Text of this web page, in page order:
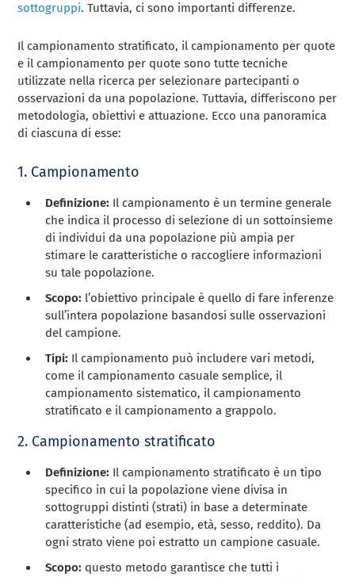
sottogruppi. Tuttavia, ci sono importanti differenze.
Il campionamento stratificato, il campionamento per quote
e il campionamento per quote sono tutte tecniche
utilizzate nella ricerca per selezionare partecipanti o
osservazioni da una popolazione. Tuttavia, differiscono per
metodologia, obiettivi e attuazione. Ecco una panoramica
di ciascuna di esse:
1. Campionamento
Definizione: Il campionamento è un termine generale
che indica il processo di selezione di un sottoinsieme
di individui da una popolazione più ampia per
stimare le caratteristiche o raccogliere informazioni
su tale popolazione.
Scopo: l’obiettivo principale è quello di fare inferenze
sull’intera popolazione basandosi sulle osservazioni
del campione.
Tipi: Il campionamento può includere vari metodi,
come il campionamento casuale semplice, il
campionamento sistematico, il campionamento
stratificato e il campionamento a grappolo.
2. Campionamento stratificato
Definizione: Il campionamento stratificato è un tipo
specifico in cui la popolazione viene divisa in
sottogruppi distinti (strati) in base a determinate
caratteristiche (ad esempio, età, sesso, reddito). Da
ogni strato viene poi estratto un campione casuale.
Scopo: questo metodo garantisce che tutti i